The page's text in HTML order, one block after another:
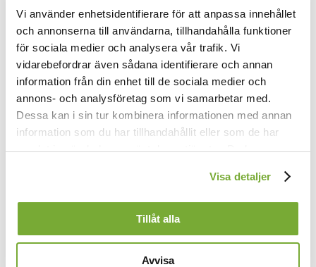
Vi använder enhetsidentifierare för att anpassa innehållet
och annonserna till användarna, tillhandahålla funktioner
för sociala medier och analysera vår trafik. Vi
vidarebefordrar även sådana identifierare och annan
information från din enhet till de sociala medier och
annons- och analysföretag som vi samarbetar med.
Dessa kan i sin tur kombinera informationen med annan
information som du har tillhandahållit eller som de har
samlat in när du har använt deras tjänster. Du kan
-länken i nedre delen
av sidan.
Visa detaljer
Tillåt alla
Avvisa
dig bekänna och lovsjunga.
2.
Vid de första stegen redan
mötte vi din fadersfamn.
I den första bönen sedan
fick vi ge dig fadersnamn.
I din närhet fick vi vara
trygga för allt hot, all fara.
vi en gång skall styra stegen
ut på oviss framtidsfärd.
Starka i det goda gör oss,
så att inget ont förför oss.